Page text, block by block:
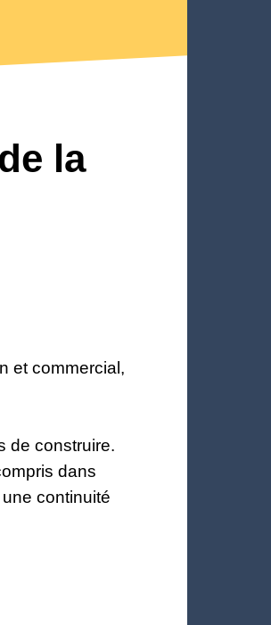
la
et commercial,
de construire.
dans
continuité